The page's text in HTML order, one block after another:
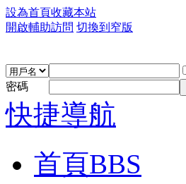
設為首頁收藏本站
開啟輔助訪問 切換到窄版
密碼
快捷導航
首頁BBS